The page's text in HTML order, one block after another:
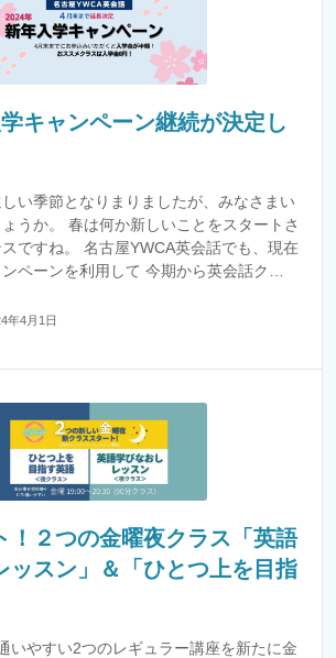
キャンペーン継続が決定し
い季節となりまりましたが、みなさまい
うか。 春は何か新しいことをスタートさ
ですね。 名古屋YWCA英会話でも、現在
ペーンを利用して 今期から英会話ク…
年4月1日
！２つの金曜夜クラス「英語
ッスン」＆「ひとつ上を目指
いやすい2つのレギュラー講座を新たに金